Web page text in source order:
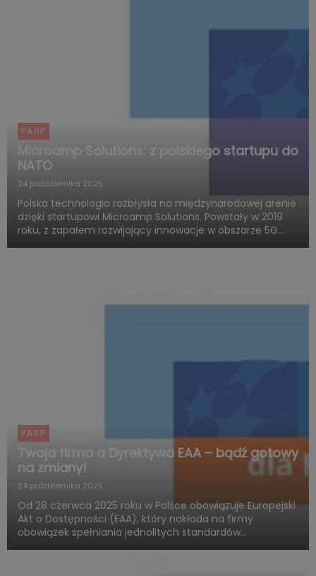
PARP
Microamp Solutions: z polskiego startupu do
NATO
24 października 2025
Polska technologia rozbłysła na międzynarodowej arenie
dzięki startupowi Microamp Solutions. Powstały w 2019
roku, z zapałem rozwijający innowacje w obszarze 5G
PARP
Twoja firma a Dyrektywa EAA – bądź gotowy
na zmiany!
24 października 2025
Od 28 czerwca 2025 roku w Polsce obowiązuje Europejski
Akt o Dostępności (EAA), który nakłada na firmy
obowiązek spełniania jednolitych standardów